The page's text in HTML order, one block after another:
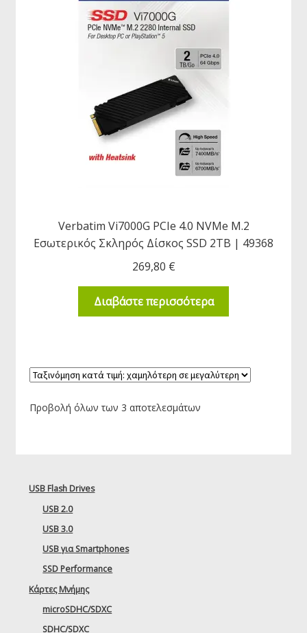
Verbatim Vi7000G PCIe 4.0 NVMe M.2
Εσωτερικός Σκληρός Δίσκος SSD 2TB | 49368
269,80 €
Διαβάστε περισσότερα
Προβολή όλων των 3 αποτελεσμάτων
USB Flash Drives
USB 2.0
USB 3.0
USB για Smartphones
SSD Performance
Κάρτες Μνήμης
microSDHC/SDXC
SDHC/SDXC